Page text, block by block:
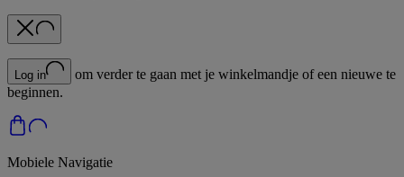
Log in
om verder te gaan met je winkelmandje of een nieuwe te
beginnen.
Mobiele Navigatie